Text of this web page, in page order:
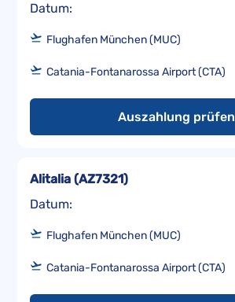
Datum:
Flughafen München (MUC)
Catania-Fontanarossa Airport (CTA)
Auszahlung prüfen
Datum:
Alitalia (AZ7321)
Flughafen München (MUC)
Catania-Fontanarossa Airport (CTA)